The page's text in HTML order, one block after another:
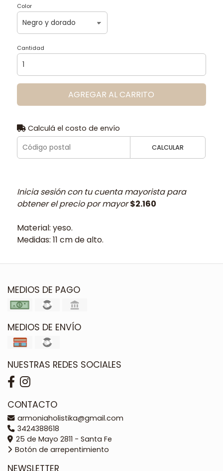
Color
Cantidad
AGREGAR AL CARRITO
Calculá el costo de envío
CALCULAR
Inicia sesión con tu cuenta mayorista para
obtener el precio por mayor$2.160
Material: yeso.
Medidas: 11 cm de alto.
MEDIOS DE PAGO
MEDIOS DE ENVÍO
NUESTRAS REDES SOCIALES
CONTACTO
armoniaholistika@gmail.com
3424388618
25 de Mayo 2811 - Santa Fe
Botón de arrepentimiento
NEWSLETTER